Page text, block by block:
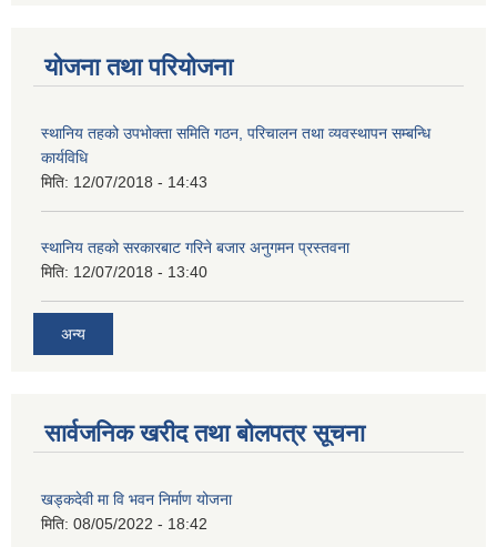
योजना तथा परियोजना
स्थानिय तहको उपभोक्ता समिति गठन, परिचालन तथा व्यवस्थापन सम्बन्धि
कार्यविधि
मिति: 12/07/2018 - 14:43
स्थानिय तहको सरकारबाट गरिने बजार अनुगमन प्रस्तवना
मिति: 12/07/2018 - 13:40
अन्य
सार्वजनिक खरीद तथा बोलपत्र सूचना
खड्कदेवी मा वि भवन निर्माण योजना
मिति: 08/05/2022 - 18:42